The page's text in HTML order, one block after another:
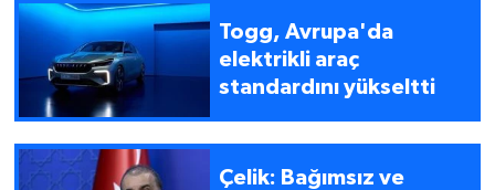
Togg, Avrupa'da
elektrikli araç
standardını yükseltti
Çelik: Bağımsız ve